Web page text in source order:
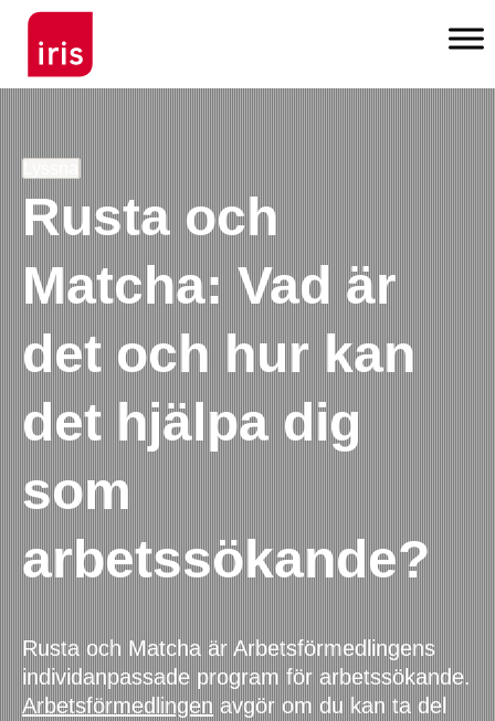
Rusta och
Matcha: Vad är
det och hur kan
det hjälpa dig
som
arbetssökande?
Rusta och Matcha är Arbetsförmedlingens
Arbetsförmedlingen avgör om du kan ta del